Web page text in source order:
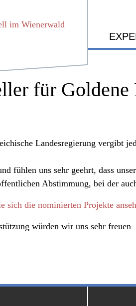
für
Landesregierung vergibt
fühlen uns sehr geehrt, dass
Abstimmung, bei der
sich die nominierten Projekte
würden wir uns sehr freuen